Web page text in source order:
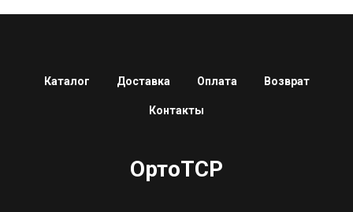
Каталог Доставка Оплата Возврат
Контакты
ОртоТСР